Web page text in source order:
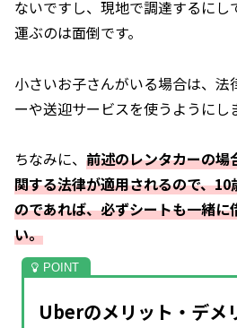
ないですし、現地で調達するにし
運ぶのは面倒です。
小さいお子さんがいる場合は、
ーや送迎サービスを使うようにし
ちなみに、 前述のレンタカーの場
関する法律が適用されるので、
のであれば、必ずシートも一緒に
い。
Uberのメリット・デメ